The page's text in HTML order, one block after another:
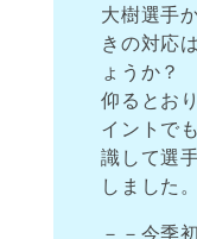
大樹選手
きの対応
ょうか？
仰るとお
イントで
識して選
しました。
－－今季